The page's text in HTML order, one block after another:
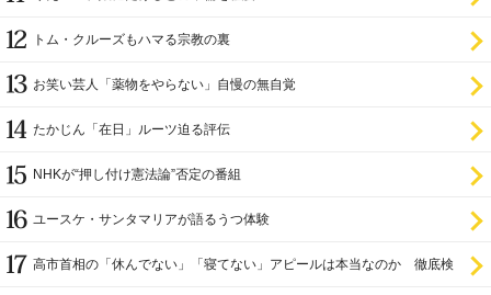
トム・クルーズもハマる宗教の裏
お笑い芸人「薬物をやらない」自慢の無自覚
たかじん「在日」ルーツ迫る評伝
NHKが“押し付け憲法論”否定の番組
ユースケ・サンタマリアが語るうつ体験
高市首相の「休んでない」「寝てない」アピールは本当なのか 徹底検